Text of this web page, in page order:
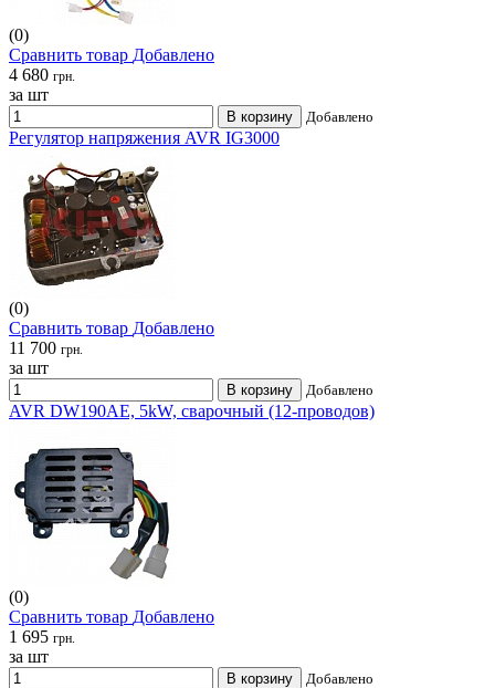
(0)
Сравнить товар Добавлено
4 680 грн.
за шт
В корзину Добавлено
Регулятор напряжения AVR IG3000
(0)
Сравнить товар Добавлено
11 700 грн.
за шт
В корзину Добавлено
AVR DW190AE, 5kW, сварочный (12-проводов)
(0)
Сравнить товар Добавлено
1 695 грн.
за шт
В корзину Добавлено